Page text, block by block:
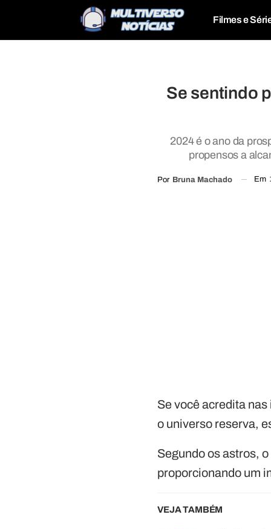
Filmes e
Se sentindo
2024 é o ano da
propensos a
Por Bruna Machado Em
Se você acredita
o universo reserva,
Segundo os astros,
proporcionando um
VEJA TAMBÉM